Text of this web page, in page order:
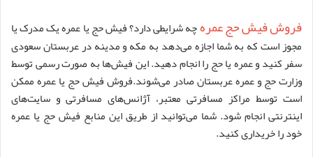
فروش فیش حج عمرهچه شرایطی دارد؟ فیش حج یا عمره یک مدرک یا
مجوز است که به شما اجازه می‌دهد به مکه و مدینه در عربستان سعودی
سفر کنید و عمره یا حج را انجام دهید. این فیش‌ها به صورت رسمی توسط
وزارت حج و عمره عربستان صادر می‌شوند.فروش فیش حج یا عمره ممکن
است توسط مراکز مسافرتی معتبر، آژانس‌های مسافرتی و سایت‌های
اینترنتی انجام شود. شما می‌توانید از طریق این منابع فیش حج یا عمره
خود را خریداری کنید.